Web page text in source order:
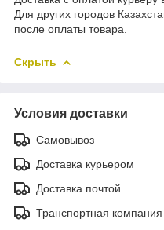
Для других городов
после оплаты товара.
Скрыть
Условия доставки
Самовывоз
Доставка курьером
Доставка почтой
Транспортная